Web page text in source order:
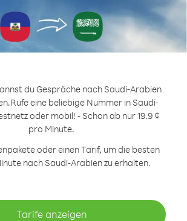
du Gespräche nach Saudi-Arabien
Rufe eine beliebige Nummer in Saudi-
oder mobil! - Schon ab nur 19.9 ¢
pro Minute.
oder einen Tarif, um die besten
nach Saudi-Arabien zu erhalten.
Tarife anzeigen